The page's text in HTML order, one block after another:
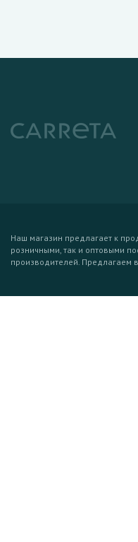
Наш магазин предлагает к
розничными, так и оптовыми
производителей. Предлагаем